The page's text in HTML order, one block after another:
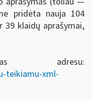
pridėta nauja 104
39 klaidų aprašymai,
adresu:
teikiamu-xml-